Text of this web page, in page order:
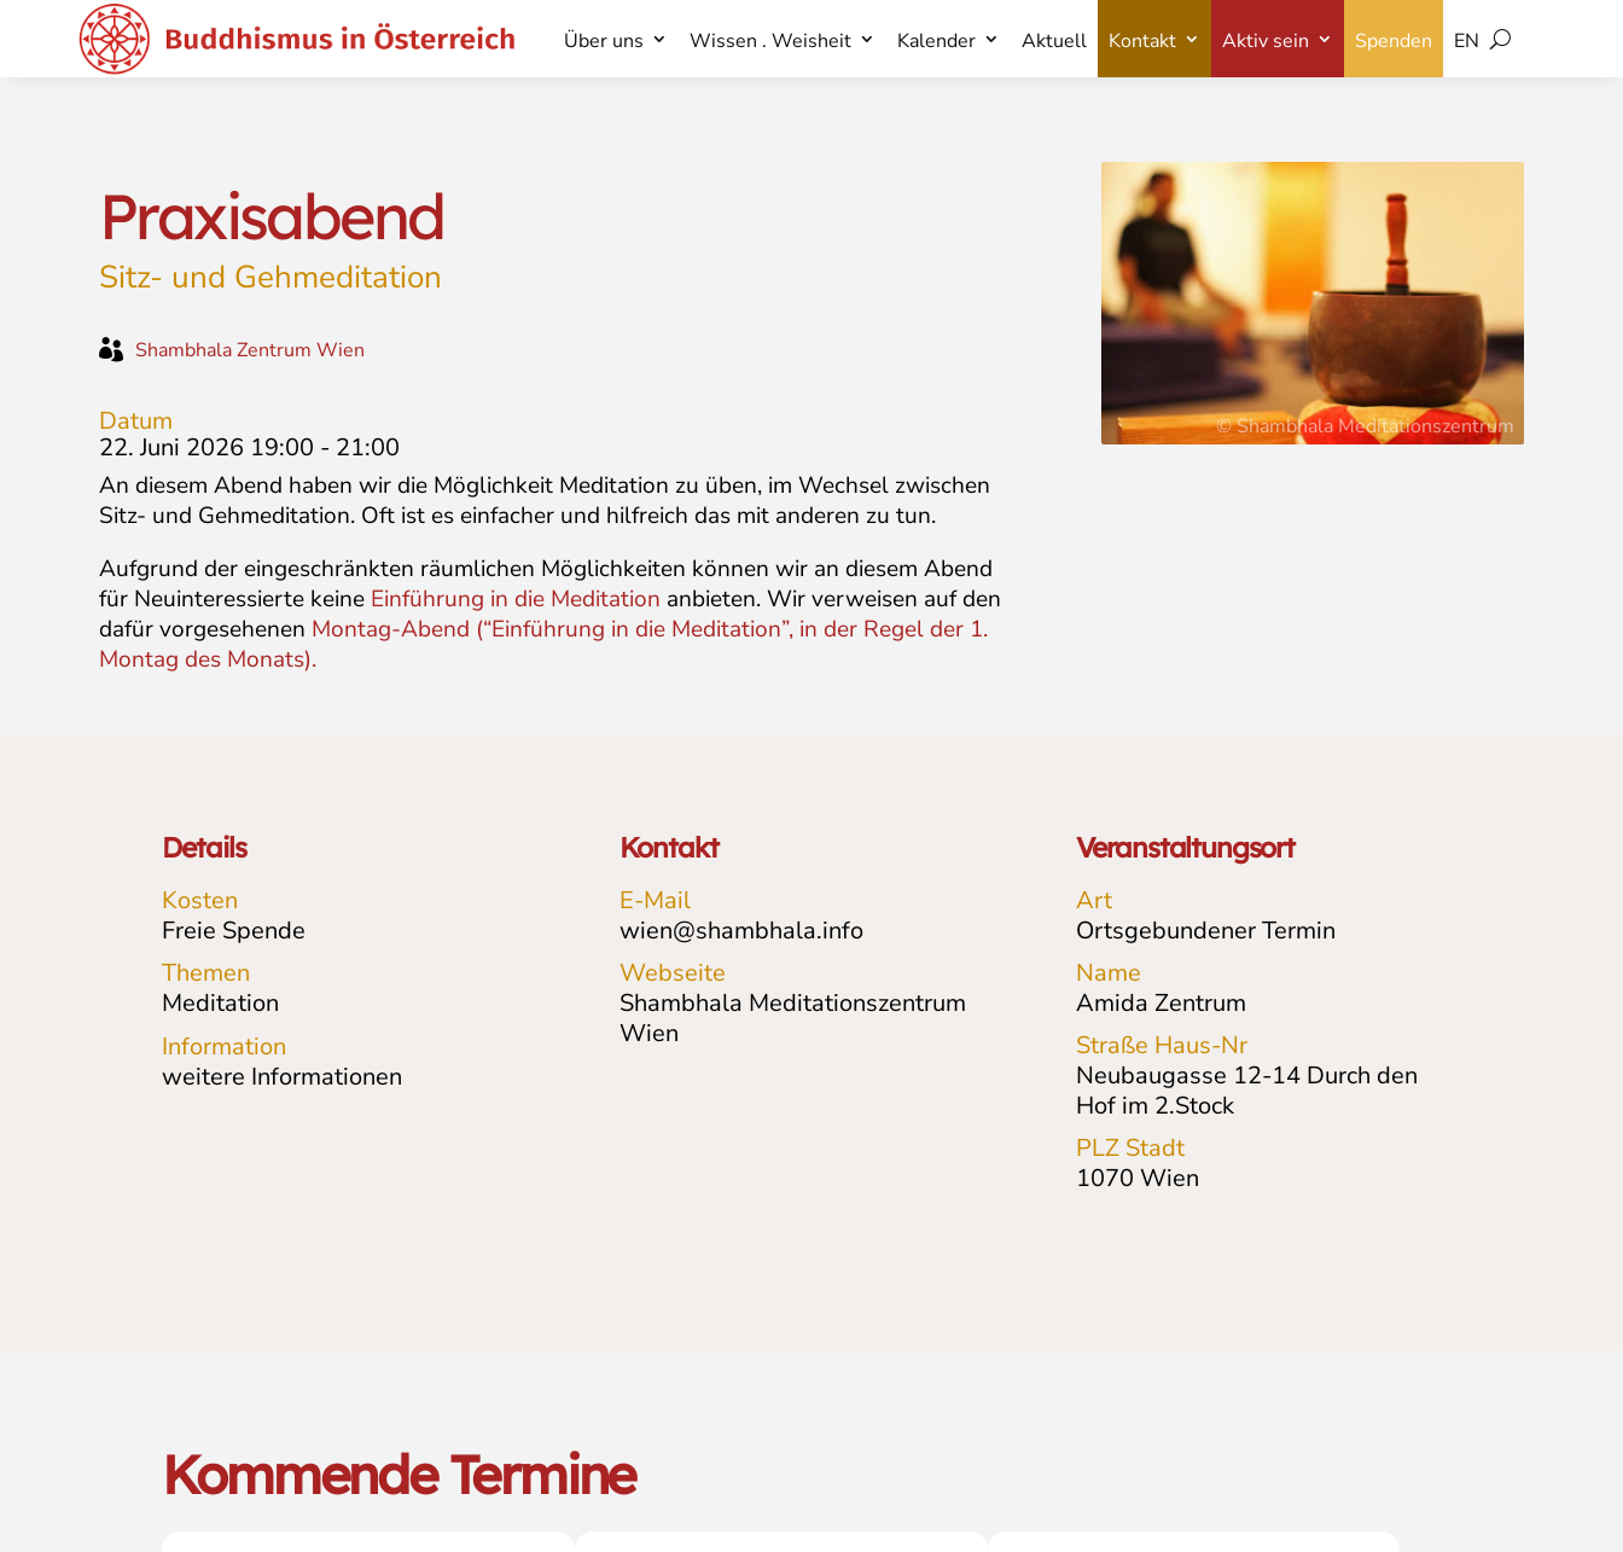
Über uns Wissen . Weisheit Kalender Aktuell Kontakt Aktiv sein Spenden EN
Über uns Wissen . Weisheit Kalender Aktuell Kontakt Aktiv sein Spenden EN
Praxisabend
Sitz- und Gehmeditation
 Shambhala Zentrum Wien
Datum
22. Juni 2026 19:00 - 21:00
An diesem Abend haben wir die Möglichkeit Meditation zu üben, im Wechsel zwischen
Sitz- und Gehmeditation. Oft ist es einfacher und hilfreich das mit anderen zu tun.
Aufgrund der eingeschränkten räumlichen Möglichkeiten können wir an diesem Abend
für Neuinteressierte keine Einführung in die Meditation anbieten. Wir verweisen auf den
dafür vorgesehenen Montag-Abend (“Einführung in die Meditation”, in der Regel der 1.
Montag des Monats).
© Shambhala Meditationszentrum
Details
Kosten
Freie Spende
Themen
Meditation
Information
weitere Informationen
Kontakt
E-Mail
wien@shambhala.info
Webseite
Shambhala Meditationszentrum
Wien
Veranstaltungsort
Art
Ortsgebundener Termin
Name
Amida Zentrum
Straße Haus-Nr
Neubaugasse 12-14 Durch den
Hof im 2.Stock
PLZ Stadt
1070 Wien
Kommende Termine